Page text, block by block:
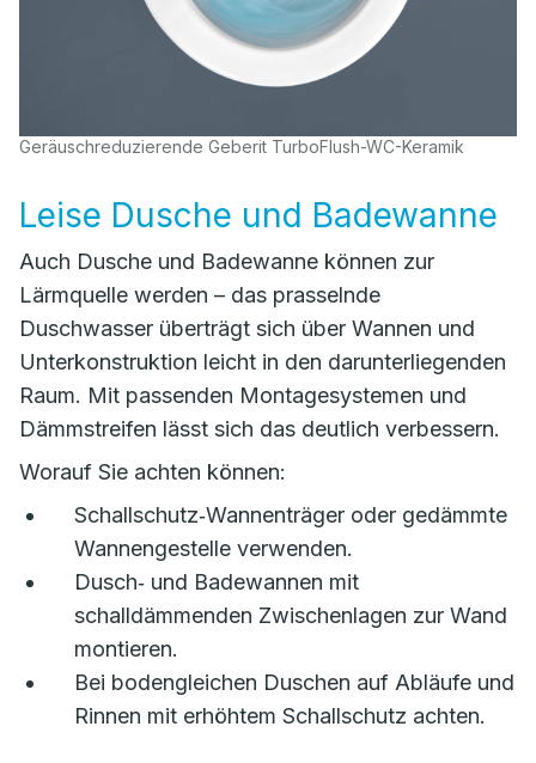
Geräuschreduzierende Geberit TurboFlush-WC-Keramik
Leise Dusche und Badewanne
Auch Dusche und Badewanne können zur
Lärmquelle werden – das prasselnde
Duschwasser überträgt sich über Wannen und
Unterkonstruktion leicht in den darunterliegenden
Raum. Mit passenden Montagesystemen und
Dämmstreifen lässt sich das deutlich verbessern.
Worauf Sie achten können:
Schallschutz‑Wannenträger oder gedämmte
Wannengestelle verwenden.
Dusch‑ und Badewannen mit
schalldämmenden Zwischenlagen zur Wand
montieren.
Bei bodengleichen Duschen auf Abläufe und
Rinnen mit erhöhtem Schallschutz achten.